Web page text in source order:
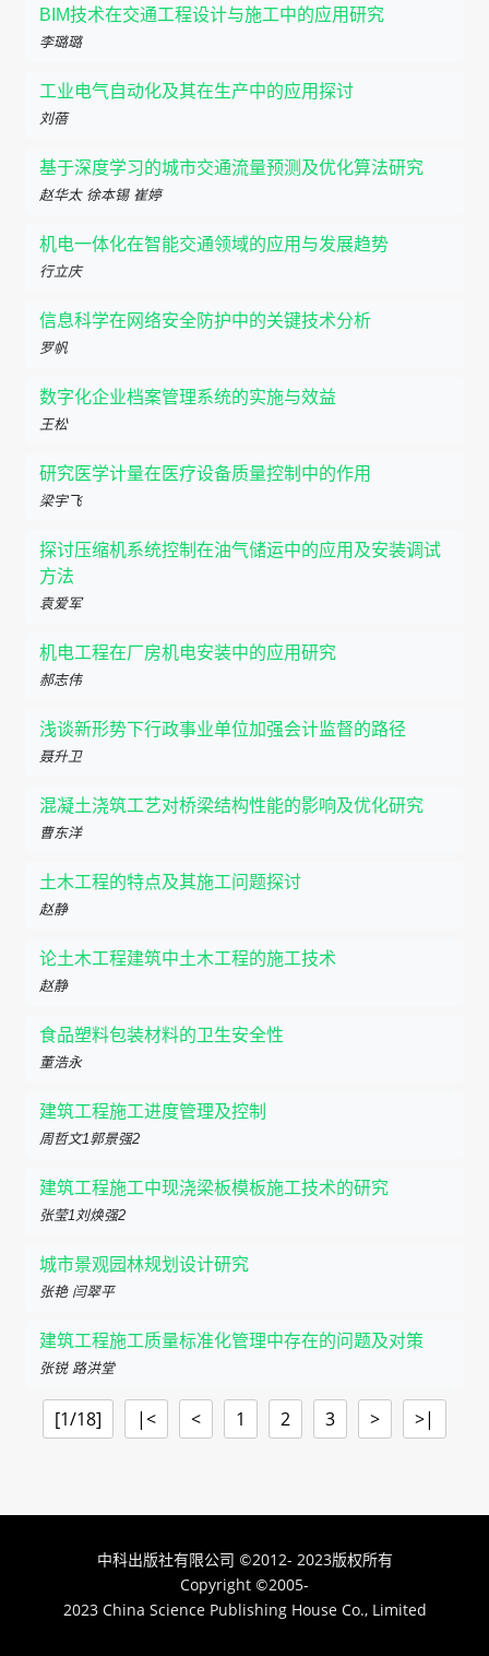
BIM技术在交通工程设计与施工中的应用研究
李璐璐
工业电气自动化及其在生产中的应用探讨
​刘蓓
基于深度学习的城市交通流量预测及优化算法研究
赵华太 徐本锡 崔婷
机电一体化在智能交通领域的应用与发展趋势
行立庆
信息科学在网络安全防护中的关键技术分析
​罗帆
数字化企业档案管理系统的实施与效益
王松
研究医学计量在医疗设备质量控制中的作用
梁宇飞
探讨压缩机系统控制在油气储运中的应用及安装调试
方法
袁爱军
机电工程在厂房机电安装中的应用研究
郝志伟
浅谈新形势下行政事业单位加强会计监督的路径
聂升卫
混凝土浇筑工艺对桥梁结构性能的影响及优化研究
曹东洋
土木工程的特点及其施工问题探讨
赵静
论土木工程建筑中土木工程的施工技术
赵静
食品塑料包装材料的卫生安全性
董浩永
建筑工程施工进度管理及控制
周哲文1郭景强2
建筑工程施工中现浇梁板模板施工技术的研究
张莹1刘焕强2
城市景观园林规划设计研究
张艳 闫翠平
建筑工程施工质量标准化管理中存在的问题及对策
张锐 路洪堂
[1/18] |< < 1 2 3 > >|
中科出版社有限公司 ©2012- 2023版权所有
Copyright ©2005-
2023 China Science Publishing House Co., Limited